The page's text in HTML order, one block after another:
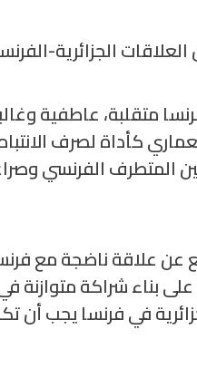
الجزائرية-
متقلبة، عاطفية
كأداة لصرف
المتطرف الفرنسي
عن علاقة ناضجة مع
بناء شراكة متوازنة
في فرنسا يجب أن